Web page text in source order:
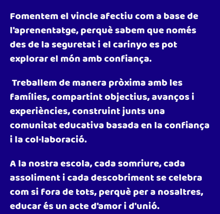
Fomentem el vincle afectiu com a base de
l'aprenentatge, perquè sabem que només
des de la seguretat i el carinyo es pot
explorar el món amb confiança.
Treballem de manera pròxima amb les
famílies, compartint objectius, avanços i
experiències, construint junts una
comunitat educativa basada en la confiança
i la col·laboració.
A la nostra escola, cada somriure, cada
assoliment i cada descobriment se celebra
com si fora de tots, perquè per a nosaltres,
educar és un acte d'amor i d'unió.